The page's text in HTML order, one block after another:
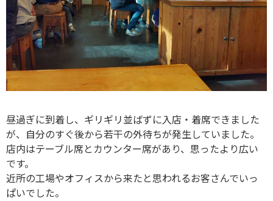
昼過ぎに到着し、ギリギリ並ばずに入店・着席できました
が、自分のすぐ後から若干の外待ちが発生していました。
店内はテーブル席とカウンター席があり、思ったより広い
です。
近所の工場やオフィスから来たと思われるお客さんでいっ
ぱいでした。